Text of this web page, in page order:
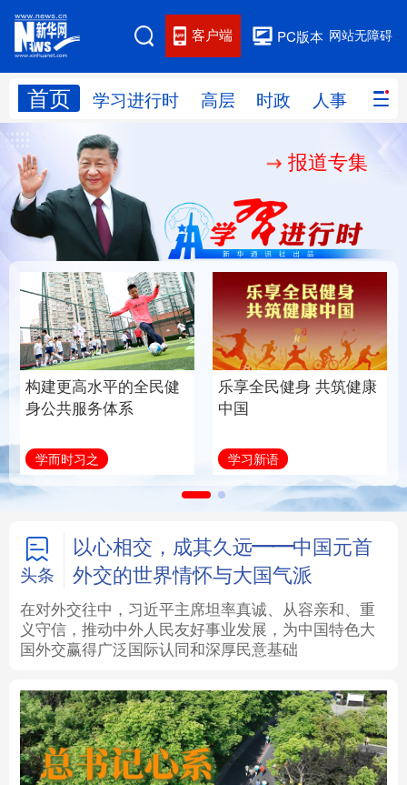
网站无障碍
PC版本
客户端
首页 学习进行时 高层 时政 人事 国际
网站地图
学习进行时 人事
国际 财经 网评
思客智库 全球连线 教育
科技 科创 量子 体育
文化 书画 健康 军事
访谈 视频 图片 政务
信息化 数字经济
学术中国 乡村振兴 银龄 溯源中国
城市 旅游 能源
彩票 娱乐 时尚 悦读
文化产业
报道专集
构建更高水平的全民健
身公共服务体系
学而时习之
乐享全民健身 共筑健康
中国
学习新语
头条
以心相交，成其久远——中国元首
外交的世界情怀与大国气派
在对外交往中，习近平主席坦率真诚、从容亲和、重
义守信，推动中外人民友好事业发展，为中国特色大
国外交赢得广泛国际认同和深厚民意基础